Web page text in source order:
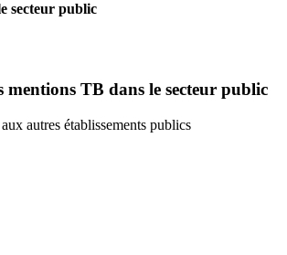
secteur public
mentions TB dans le secteur public
autres établissements publics